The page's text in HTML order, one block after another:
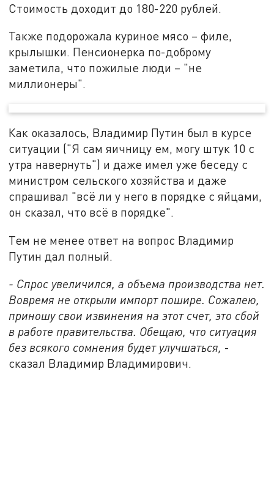
Стоимость доходит до 180-220 рублей.
Также подорожала куриное мясо – филе,
крылышки. Пенсионерка по-доброму
заметила, что пожилые люди – "не
миллионеры".
Как оказалось, Владимир Путин был в курсе
ситуации ("Я сам яичницу ем, могу штук 10 с
утра навернуть") и даже имел уже беседу с
министром сельского хозяйства и даже
спрашивал "всё ли у него в порядке с яйцами,
он сказал, что всё в порядке".
Тем не менее ответ на вопрос Владимир
Путин дал полный.
- Спрос увеличился, а объема производства нет.
Вовремя не открыли импорт пошире. Сожалею,
приношу свои извинения на этот счет, это сбой
в работе правительства. Обещаю, что ситуация
без всякого сомнения будет улучшаться, -
сказал Владимир Владимирович.